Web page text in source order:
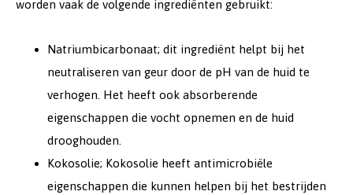
worden vaak de volgende ingrediënten gebruikt:
Natriumbicarbonaat; dit ingrediënt helpt bij het
neutraliseren van geur door de pH van de huid te
verhogen. Het heeft ook absorberende
eigenschappen die vocht opnemen en de huid
drooghouden.
Kokosolie; Kokosolie heeft antimicrobiële
eigenschappen die kunnen helpen bij het bestrijden